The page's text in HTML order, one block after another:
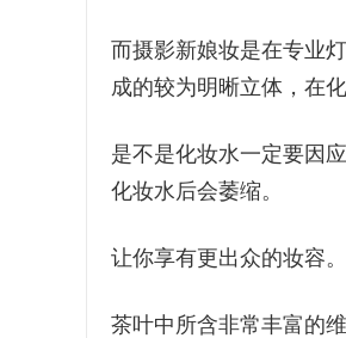
而摄影新娘妆是在专业
成的较为明晰立体，在
是不是化妆水一定要因
化妆水后会萎缩。
让你享有更出众的妆容。
茶叶中所含非常丰富的